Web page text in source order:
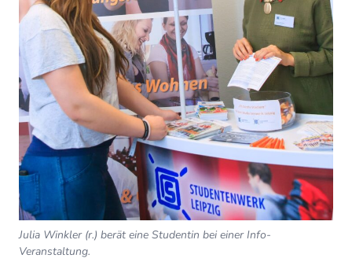
Julia Winkler (r.) berät eine Studentin bei einer Info-
Veranstaltung.